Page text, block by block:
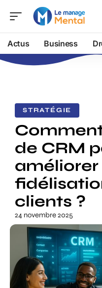
Actus Business
STRATÉGIE
de CRM
améliorer
clients ?
24 novembre 2025